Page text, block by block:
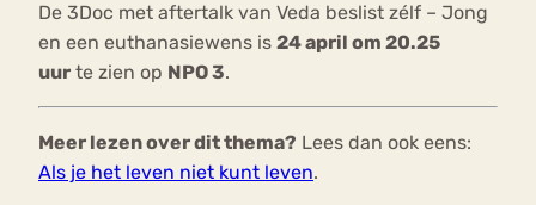
De 3Doc met aftertalk van Veda beslist zélf – Jong
en een euthanasiewens is 24 april om 20.25
uur te zien op NPO 3.
Meer lezen over dit thema? Lees dan ook eens:
Als je het leven niet kunt leven.